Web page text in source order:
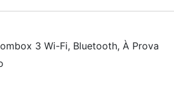
3 Wi-Fi, Bluetooth, À Prova